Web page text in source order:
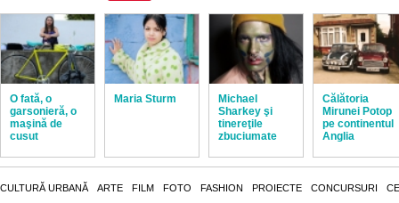
O fată, o
garsonieră, o
maşină de
cusut
Maria Sturm
Michael
Sharkey şi
tinereţile
zbuciumate
Călătoria
Mirunei Potop
pe continentul
Anglia
CULTURĂ URBANĂ ARTE FILM FOTO FASHION PROIECTE CONCURSURI